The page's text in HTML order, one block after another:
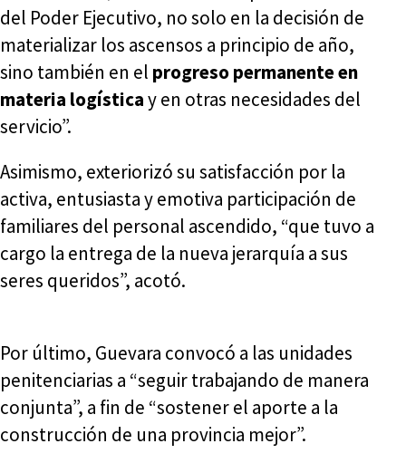
del Poder Ejecutivo, no solo en la decisión de
materializar los ascensos a principio de año,
sino también en el progreso permanente en
materia logísticay en otras necesidades del
servicio”.
Asimismo, exteriorizó su satisfacción por la
activa, entusiasta y emotiva participación de
familiares del personal ascendido, “que tuvo a
cargo la entrega de la nueva jerarquía a sus
seres queridos”, acotó.
Por último, Guevara convocó a las unidades
penitenciarias a “seguir trabajando de manera
conjunta”, a fin de “sostener el aporte a la
construcción de una provincia mejor”.